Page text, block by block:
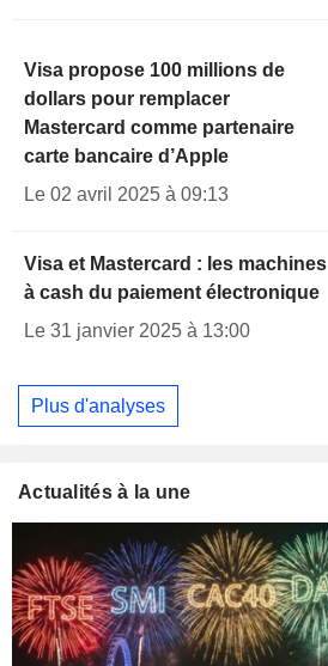
Visa propose 100 millions de
dollars pour remplacer
Mastercard comme partenaire
carte bancaire d’Apple
Le 02 avril 2025 à 09:13
Visa et Mastercard : les machines
à cash du paiement électronique
Le 31 janvier 2025 à 13:00
Plus d'analyses
Actualités à la une